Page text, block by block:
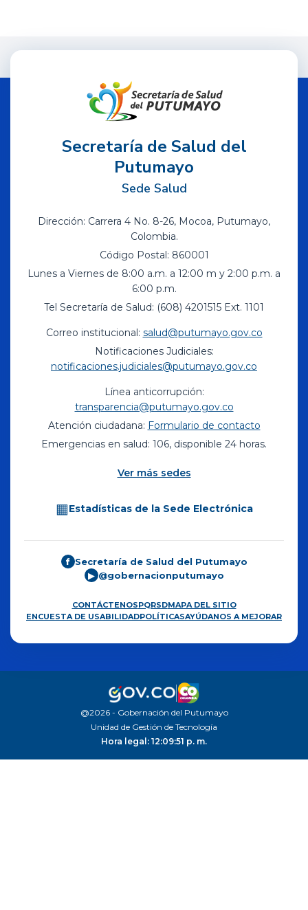
Secretaría de Salud del
Putumayo
Sede Salud
Dirección: Carrera 4 No. 8-26, Mocoa, Putumayo,
Colombia.
Código Postal: 860001
Lunes a Viernes de 8:00 a.m. a 12:00 m y 2:00 p.m. a
6:00 p.m.
Tel Secretaría de Salud: (608) 4201515 Ext. 1101
Correo institucional: salud@putumayo.gov.co
Notificaciones Judiciales:
notificaciones.judiciales@putumayo.gov.co
Línea anticorrupción:
transparencia@putumayo.gov.co
Atención ciudadana: Formulario de contacto
Emergencias en salud: 106, disponible 24 horas.
Ver más sedes
▦Estadísticas de la Sede Electrónica
f Secretaría de Salud del Putumayo
▶ @gobernacionputumayo
CONTÁCTENOSPQRSDMAPA DEL SITIO
ENCUESTA DE USABILIDADPOLÍTICASAYÚDANOS A MEJORAR
@2026 - Gobernación del Putumayo
Unidad de Gestión de Tecnología
Hora legal: 12:09:52 p. m.